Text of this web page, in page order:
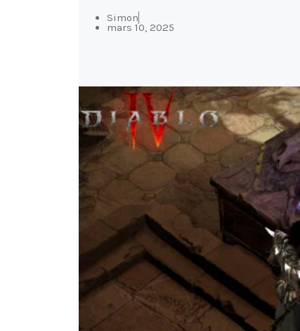
Simon
mars 10, 2025